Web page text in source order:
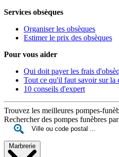
Services obsèques
Organiser les obsèques
Estimer le prix des obsèques
Pour vous aider
Qui doit payer les frais
Tout ce qu'il faut savoir sur la
10 conseils d'expert
Trouvez les meilleures pompes-
Rechercher des pompes funèbres
Marbrerie